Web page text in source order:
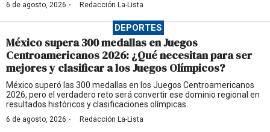
6 de agosto, 2026 · Redacción La-Lista
DEPORTES
México supera 300 medallas en Juegos
Centroamericanos 2026: ¿Qué necesitan para ser
mejores y clasificar a los Juegos Olímpicos?
México superó las 300 medallas en los Juegos Centroamericanos
2026, pero el verdadero reto será convertir ese dominio regional en
resultados históricos y clasificaciones olímpicas.
6 de agosto, 2026 · Redacción La-Lista